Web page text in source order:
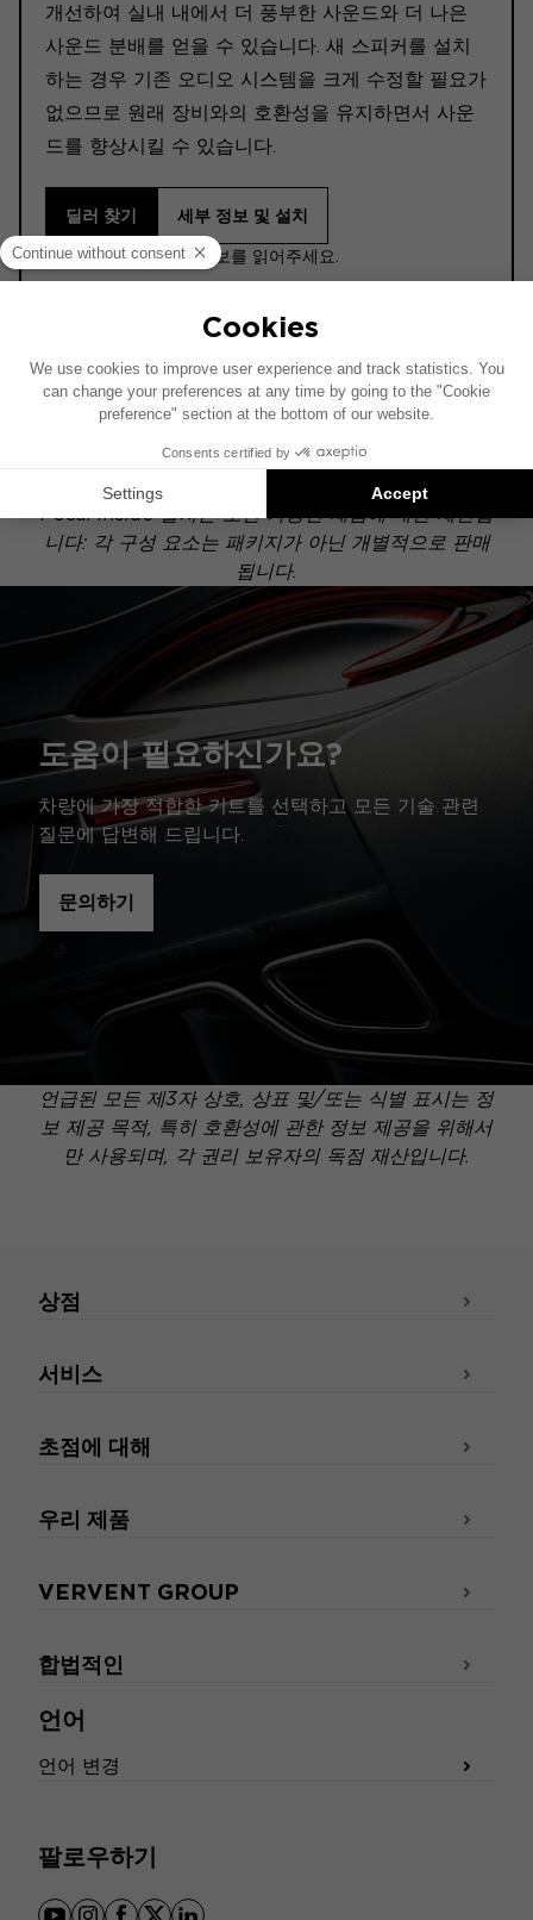
개선하여 실내 내에서 더 풍부한 사운드와 더 나은
사운드 분배를 얻을 수 있습니다. 새 스피커를 설치
하는 경우 기존 오디오 시스템을 크게 수정할 필요가
없으므로 원래 장비와의 호환성을 유지하면서 사운
드를 향상시킬 수 있습니다.
딜러 찾기 세부 정보 및 설치
ⓘ 구매하기 전에 이 정보를 읽어주세요.
이 설치 도면은 기본 오디오 시스템이 장착된 차량을
기준으로 제작되었습니다. 차량에 특정 하이파이 옵션
이 장착되어 있는 경우, 도면에 표시된 구성 요소의 위
치가 달라질 수 있습니다.
Focal Inside 설치는 호환 가능한 제품에 대한 제안입
니다: 각 구성 요소는 패키지가 아닌 개별적으로 판매
됩니다.
도움이 필요하신가요?
차량에 가장 적합한 키트를 선택하고 모든 기술 관련
질문에 답변해 드립니다.
문의하기
언급된 모든 제3자 상호, 상표 및/또는 식별 표시는 정
보 제공 목적, 특히 호환성에 관한 정보 제공을 위해서
만 사용되며, 각 권리 보유자의 독점 재산입니다.
언어
언어 변경
팔로우하기
상점
서비스
초점에 대해
우리 제품
VERVENT GROUP
합법적인